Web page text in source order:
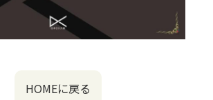
HOMEに戻る